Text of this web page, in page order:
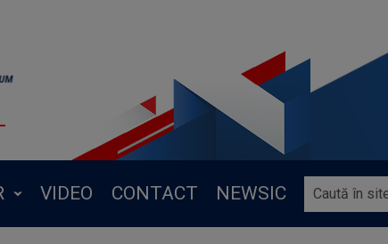
VIDEO CONTACT NEWSIC